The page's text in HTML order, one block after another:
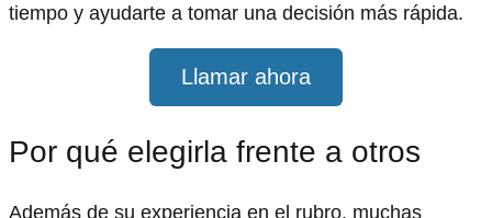
tiempo y ayudarte a tomar una decisión más rápida.
Llamar ahora
Por qué elegirla frente a otros
Además de su experiencia en el rubro, muchas